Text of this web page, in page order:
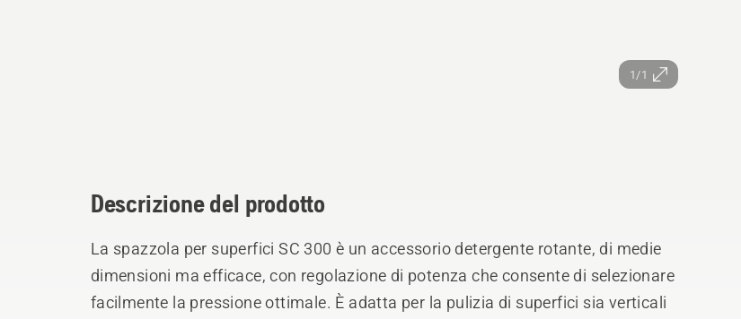
1/1
Descrizione del prodotto
La spazzola per superfici SC 300 è un accessorio detergente rotante, di medie
dimensioni ma efficace, con regolazione di potenza che consente di selezionare
facilmente la pressione ottimale. È adatta per la pulizia di superfici sia verticali